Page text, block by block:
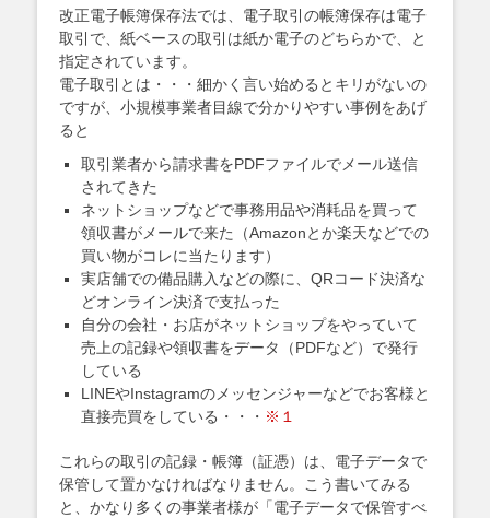
改正電子帳簿保存法では、電子取引の帳簿保存は電子
取引で、紙ベースの取引は紙か電子のどちらかで、と
指定されています。
電子取引とは・・・細かく言い始めるとキリがないの
ですが、小規模事業者目線で分かりやすい事例をあげ
ると
取引業者から請求書をPDFファイルでメール送信
されてきた
ネットショップなどで事務用品や消耗品を買って
領収書がメールで来た（Amazonとか楽天などでの
買い物がコレに当たります）
実店舗での備品購入などの際に、QRコード決済な
どオンライン決済で支払った
自分の会社・お店がネットショップをやっていて
売上の記録や領収書をデータ（PDFなど）で発行
している
LINEやInstagramのメッセンジャーなどでお客様と
直接売買をしている・・・ ※１
これらの取引の記録・帳簿（証憑）は、電子データで
保管して置かなければなりません。こう書いてみる
と、かなり多くの事業者様が「電子データで保管すべ